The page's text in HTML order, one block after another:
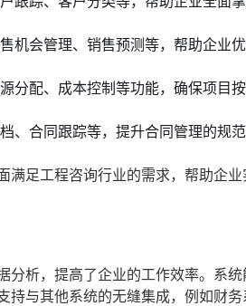
机会管理、销售预测等，帮助企业优
分配、成本控制等功能，确保项目按
、合同跟踪等，提升合同管理的规范
足工程咨询行业的需求，帮助企业
分析，提高了企业的工作效率。系
持与其他系统的无缝集成，例如财